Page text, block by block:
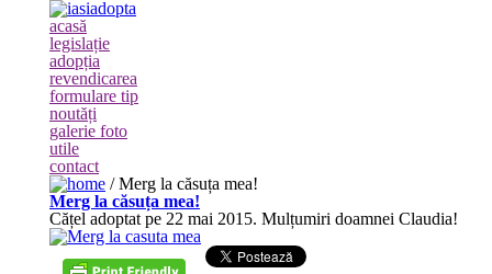
acasă
legislație
adopția
revendicarea
formulare tip
noutăți
galerie foto
utile
contact
/Merg la căsuța mea!
Merg la căsuța mea!
Cățel adoptat pe 22 mai 2015. Mulțumiri doamnei Claudia!